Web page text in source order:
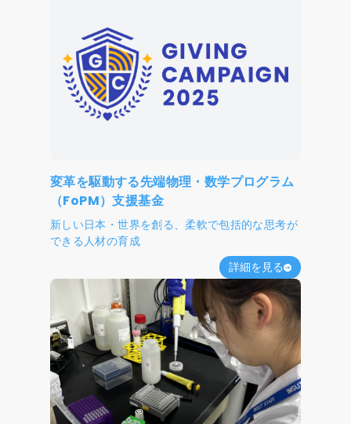
変革を駆動する先端物理・数学プログラム
（FoPM）支援基金
新しい日本・世界を創る、柔軟で包括的な思考が
できる人材の育成
詳細を見る